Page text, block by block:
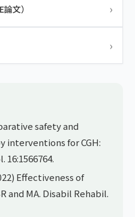
文） ›
›
safety and
interventions for CGH:
16:1566764.
Effectiveness of
and MA. Disabil Rehabil.